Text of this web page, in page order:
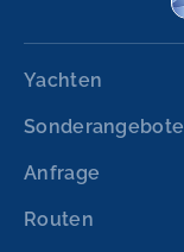
Yachten
Sonderangebote
Anfrage
Routen